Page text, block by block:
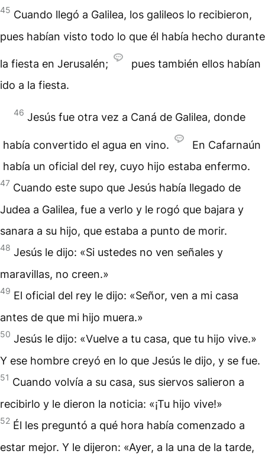
45 Cuando llegó a Galilea, los galileos lo recibieron,
pues habían visto todo lo que él había hecho durante
la fiesta en Jerusalén;
pues también ellos habían
ido a la fiesta.
46 Jesús fue otra vez a Caná de Galilea, donde
había convertido el agua en vino.
En Cafarnaún
había un oficial del rey, cuyo hijo estaba enfermo.
47 Cuando este supo que Jesús había llegado de
Judea a Galilea, fue a verlo y le rogó que bajara y
sanara a su hijo, que estaba a punto de morir.
48 Jesús le dijo: «Si ustedes no ven señales y
maravillas, no creen.»
49 El oficial del rey le dijo: «Señor, ven a mi casa
antes de que mi hijo muera.»
50 Jesús le dijo: «Vuelve a tu casa, que tu hijo vive.»
Y ese hombre creyó en lo que Jesús le dijo, y se fue.
51 Cuando volvía a su casa, sus siervos salieron a
recibirlo y le dieron la noticia: «¡Tu hijo vive!»
52 Él les preguntó a qué hora había comenzado a
estar mejor. Y le dijeron: «Ayer, a la una de la tarde,